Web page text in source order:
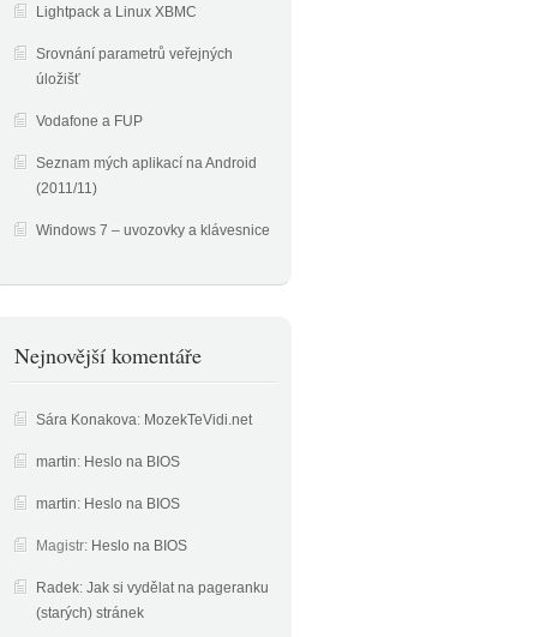
Lightpack a Linux XBMC
Srovnání parametrů veřejných
úložišť
Vodafone a FUP
Seznam mých aplikací na Android
(2011/11)
Windows 7 – uvozovky a klávesnice
Nejnovější komentáře
Sára Konakova: MozekTeVidi.net
martin: Heslo na BIOS
martin: Heslo na BIOS
Magistr: Heslo na BIOS
Radek: Jak si vydělat na pageranku
(starých) stránek